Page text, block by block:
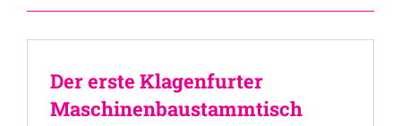
Der erste Klagenfurter
Maschinenbaustammtisch